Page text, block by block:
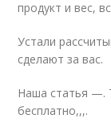
продукт и вес,
Устали
сделают за вас.
Наша статья —.
бесплатно,,,.